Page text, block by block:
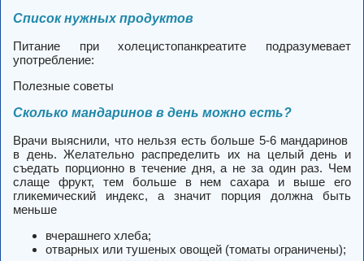
Список нужных продуктов
Питание при холецистопанкреатите подразумевает
употребление:
Полезные советы
Сколько мандаринов в день можно есть?
Врачи выяснили, что нельзя есть больше 5-6 мандаринов
в день. Желательно распределить их на целый день и
съедать порционно в течение дня, а не за один раз. Чем
слаще фрукт, тем больше в нем сахара и выше его
гликемический индекс, а значит порция должна быть
меньше
вчерашнего хлеба;
отварных или тушеных овощей (томаты ограничены);